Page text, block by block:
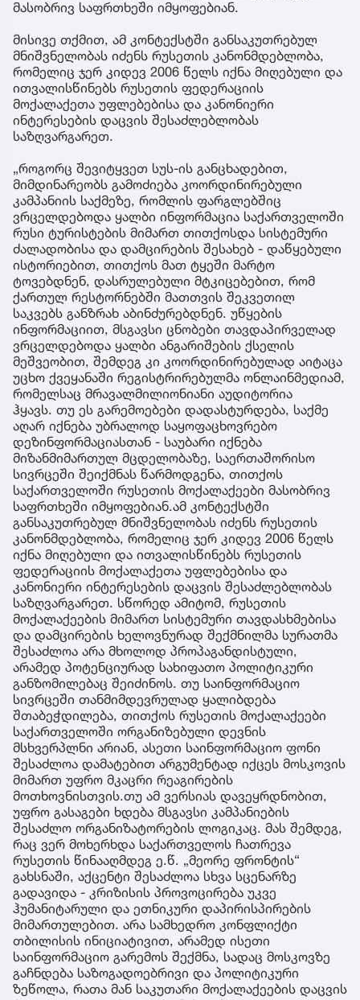
აცხადებს, რომ თუ გამოძიებით დადასტურდება
კოორდინირებული საინფორმაციო კამპანიის
არსებობა, საქმე მხოლოდ დეზინფორმაციას აღარ
შეეხება და შესაძლოა, საერთაშორისო კრიზისის
პროვოცირების მცდელობაზე მიუთითებდეს.
როგორც ქართველიშვილი აღნიშნავს, თუ ეს
გარემოებები დადასტურდება, საქმე აღარ იქნება
უბრალოდ საყოფაცხოვრებო დეზინფორმაციასთან -
საუბარი იქნება მიზანმიმართულ მცდელობაზე,
საერთაშორისო სივრცეში შეიქმნას წარმოდგენა,
თითქოს საქართველოში რუსეთის მოქალაქეები
მასობრივ საფრთხეში იმყოფებიან.
მისივე თქმით, ამ კონტექსტში განსაკუთრებულ
მნიშვნელობას იძენს რუსეთის კანონმდებლობა,
რომელიც ჯერ კიდევ 2006 წელს იქნა მიღებული და
ითვალისწინებს რუსეთის ფედერაციის
მოქალაქეთა უფლებებისა და კანონიერი
ინტერესების დაცვის შესაძლებლობას
საზღვარგარეთ.
„როგორც შევიტყვეთ სუს-ის განცხადებით,
მიმდინარეობს გამოძიება კოორდინირებული
კამპანიის საქმეზე, რომლის ფარგლებშიც
ვრცელდებოდა ყალბი ინფორმაცია საქართველოში
რუსი ტურისტების მიმართ თითქოსდა სისტემური
ძალადობისა და დამცირების შესახებ - დაწყებული
ისტორიებით, თითქოს მათ ტყეში მარტო
ტოვებდნენ, დასრულებული მტკიცებებით, რომ
ქართულ რესტორნებში მათთვის შეკვეთილ
საკვებს განზრახ აბინძურებდნენ. უწყების
ინფორმაციით, მსგავსი ცნობები თავდაპირველად
ვრცელდებოდა ყალბი ანგარიშების ქსელის
მეშვეობით, შემდეგ კი კოორდინირებულად აიტაცა
უცხო ქვეყანაში რეგისტრირებულმა ონლაინმედიამ,
რომელსაც მრავალმილიონიანი აუდიტორია
ჰყავს. თუ ეს გარემოებები დადასტურდება, საქმე
აღარ იქნება უბრალოდ საყოფაცხოვრებო
დეზინფორმაციასთან - საუბარი იქნება
მიზანმიმართულ მცდელობაზე, საერთაშორისო
სივრცეში შეიქმნას წარმოდგენა, თითქოს
საქართველოში რუსეთის მოქალაქეები მასობრივ
საფრთხეში იმყოფებიან.ამ კონტექსტში
განსაკუთრებულ მნიშვნელობას იძენს რუსეთის
კანონმდებლობა, რომელიც ჯერ კიდევ 2006 წელს
იქნა მიღებული და ითვალისწინებს რუსეთის
ფედერაციის მოქალაქეთა უფლებებისა და
კანონიერი ინტერესების დაცვის შესაძლებლობას
საზღვარგარეთ. სწორედ ამიტომ, რუსეთის
მოქალაქეების მიმართ სისტემური თავდასხმებისა
და დამცირების ხელოვნურად შექმნილმა სურათმა
შესაძლოა არა მხოლოდ პროპაგანდისტული,
არამედ პოტენციურად სახიფათო პოლიტიკური
განზომილებაც შეიძინოს. თუ საინფორმაციო
სივრცეში თანმიმდევრულად ყალიბდება
შთაბეჭდილება, თითქოს რუსეთის მოქალაქეები
საქართველოში ორგანიზებული დევნის
მსხვერპლნი არიან, ასეთი საინფორმაციო ფონი
შესაძლოა დამატებით არგუმენტად იქცეს მოსკოვის
მიმართ უფრო მკაცრი რეაგირების